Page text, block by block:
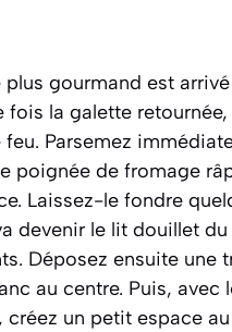
plus gourmand est arrivé
fois la galette
feu. Parsemez
poignée de fromage
Laissez-le fondre
devenir le lit douillet du
Déposez ensuite une
au centre. Puis, avec
créez un petit espace